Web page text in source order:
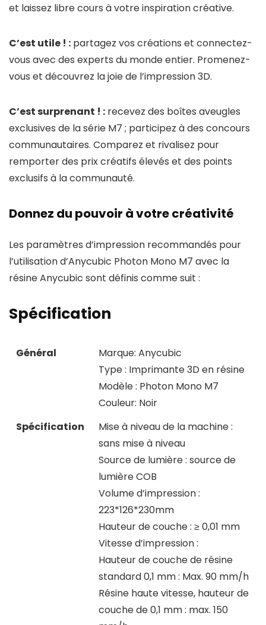
et laissez libre cours à votre inspiration créative.
C’est utile ! : partagez vos créations et connectez-
vous avec des experts du monde entier. Promenez-
vous et découvrez la joie de l’impression 3D.
C’est surprenant ! : recevez des boîtes aveugles
exclusives de la série M7 ; participez à des concours
communautaires. Comparez et rivalisez pour
remporter des prix créatifs élevés et des points
exclusifs à la communauté.
Donnez du pouvoir à votre créativité
Les paramètres d’impression recommandés pour
l’utilisation d’Anycubic Photon Mono M7 avec la
résine Anycubic sont définis comme suit :
Spécification
Général
Marque: Anycubic
Type : Imprimante 3D en résine
Modèle : Photon Mono M7
Couleur: Noir
Spécification
Mise à niveau de la machine :
sans mise à niveau
Source de lumière : source de
lumière COB
Volume d’impression :
223*126*230mm
Hauteur de couche : ≥ 0,01 mm
Vitesse d’impression :
Hauteur de couche de résine
standard 0,1 mm : Max. 90 mm/h
Résine haute vitesse, hauteur de
couche de 0,1 mm : max. 150